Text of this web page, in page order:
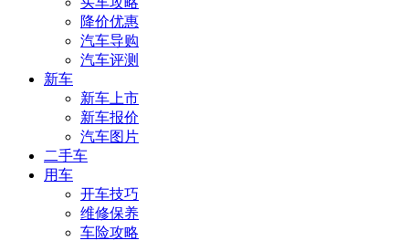
降价优惠
汽车导购
汽车评测
新车
新车上市
新车报价
汽车图片
二手车
用车
开车技巧
维修保养
车险攻略